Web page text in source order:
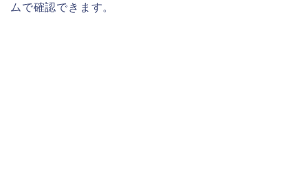
ムで確認できます。